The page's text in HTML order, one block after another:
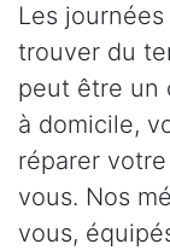
Les
trouver du
peut être un
à domicile,
réparer
vous. Nos
vous,